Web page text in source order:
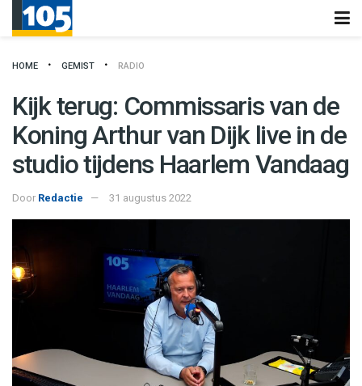
HOME GEMIST RADIO
Kijk terug: Commissaris van de
Koning Arthur van Dijk live in de
studio tijdens Haarlem Vandaag
Door Redactie 31 augustus 2022